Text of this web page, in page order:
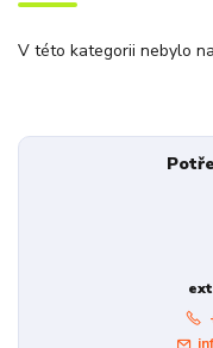
V této kategorii nebylo